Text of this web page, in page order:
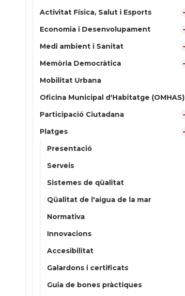
Activitat Física, Salut i Esports
Economia i Desenvolupament
Medi ambient i Sanitat
Memòria Democràtica
Mobilitat Urbana
Oficina Municipal d'Habitatge (OMHAS)
Participació Ciutadana
Platges
Presentació
Serveis
Sistemes de qüalitat
Qüalitat de l'aigua de la mar
Normativa
Innovacions
Accesibilitat
Galardons i certificats
Guia de bones pràctiques